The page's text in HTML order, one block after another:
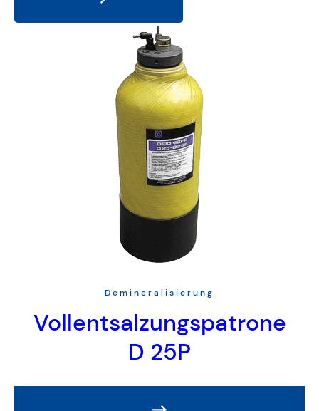
Demineralisierung
Vollentsalzungspatrone
D 25P